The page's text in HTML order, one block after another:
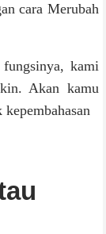
cara Merubah
kami
Akan kamu